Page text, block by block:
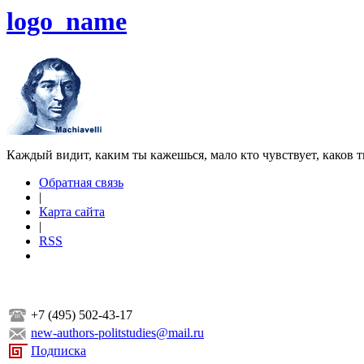
logo_name
Каждый видит, каким ты кажешься, мало кто чувствует, каков
Обратная связь
|
Карта сайта
|
RSS
+7 (495) 502-43-17
new-authors-politstudies@mail.ru
Подписка